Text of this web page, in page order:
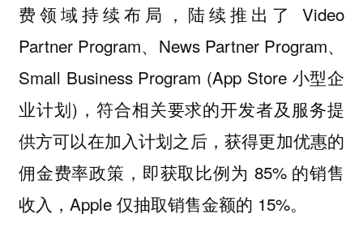
费领域持续布局，陆续推出了 Video
Partner Program、News Partner Program、
Small Business Program (App Store 小型企
业计划)，符合相关要求的开发者及服务提
供方可以在加入计划之后，获得更加优惠的
佣金费率政策，即获取比例为 85% 的销售
收入，Apple 仅抽取销售金额的 15%。